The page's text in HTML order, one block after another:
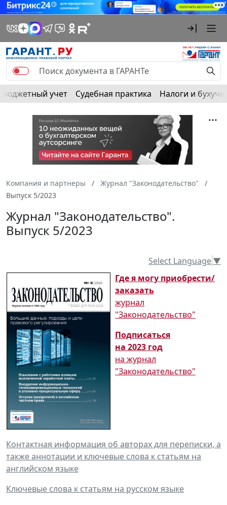
Бюджетный учет Судебная практика Налоги и
Компания и партнеры
Журнал "Законодательство"
Выпуск 5/2023
Журнал "Законодательство".
Выпуск 5/2023
Select Language▼
Где я могу приобрести/
заказать
журнал
"Законодательство"
Подписаться
на 2023 год
на журнал
"Законодательство"
Контактная информация об авторах для переписки, а
также аннотации и ключевые слова к статьям на
английском языке
Ключевые слова к статьям на русском языке